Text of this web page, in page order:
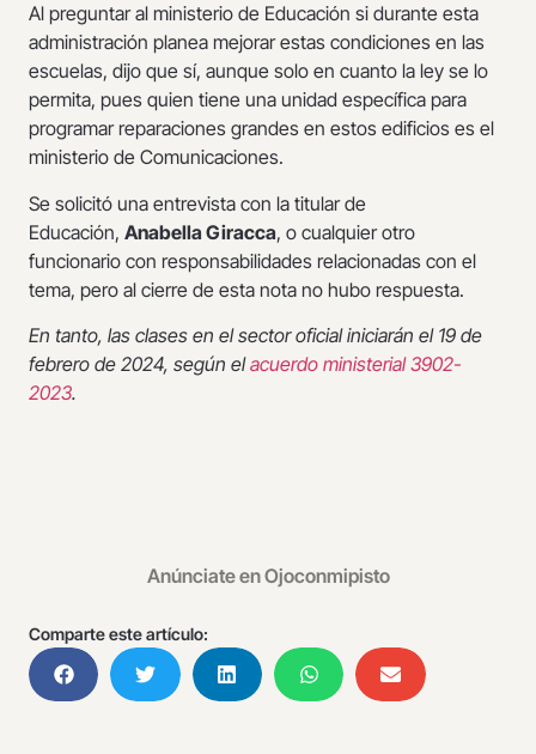
Al preguntar al ministerio de Educación si durante esta
administración planea mejorar estas condiciones en las
escuelas, dijo que sí, aunque solo en cuanto la ley se lo
permita, pues quien tiene una unidad específica para
programar reparaciones grandes en estos edificios es el
ministerio de Comunicaciones.
Se solicitó una entrevista con la titular de
Educación, Anabella Giracca, o cualquier otro
funcionario con responsabilidades relacionadas con el
tema, pero al cierre de esta nota no hubo respuesta.
En tanto, las clases en el sector oficial iniciarán el 19 de
febrero de 2024, según elacuerdo ministerial 3902-
2023.
Anúnciate en Ojoconmipisto
Comparte este artículo: